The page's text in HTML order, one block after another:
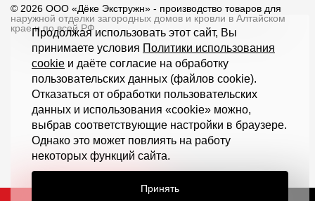
© 2026 ООО «Дёке Экстружн» - производство товаров для
наружной отделки загородных домов и кровли в Алтайском
крае и по всей РФ
Продолжая использовать этот сайт, Вы
принимаете условия Политики использования
cookie и даёте согласие на обработку
пользовательских данных (файлов cookie).
Отказаться от обработки пользовательских
данных и использования «cookie» можно,
выбрав соответствующие настройки в браузере.
Однако это может повлиять на работу
некоторых функций сайта.
Принять